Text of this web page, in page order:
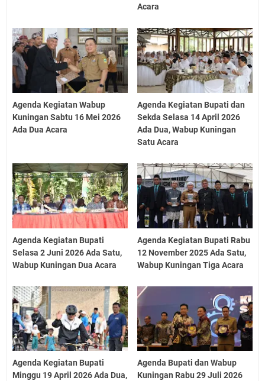
Acara
Agenda Kegiatan Wabup
Kuningan Sabtu 16 Mei 2026
Ada Dua Acara
Agenda Kegiatan Bupati dan
Sekda Selasa 14 April 2026
Ada Dua, Wabup Kuningan
Satu Acara
Agenda Kegiatan Bupati
Selasa 2 Juni 2026 Ada Satu,
Wabup Kuningan Dua Acara
Agenda Kegiatan Bupati Rabu
12 November 2025 Ada Satu,
Wabup Kuningan Tiga Acara
Agenda Kegiatan Bupati
Minggu 19 April 2026 Ada Dua,
Agenda Bupati dan Wabup
Kuningan Rabu 29 Juli 2026